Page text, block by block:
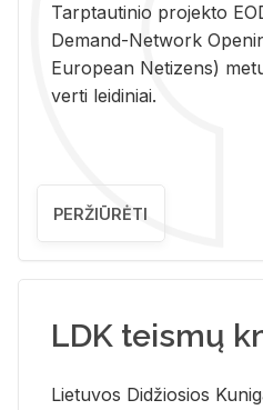
Tarp­tau­ti­nio pro­jek­to
De­mand-Ne­twork
Eu­ro­pe­an Ne­ti­zens)
ver­ti lei­di­niai.
PERŽIŪRĖTI
LDK teismų
Lie­tu­vos Di­džio­sios